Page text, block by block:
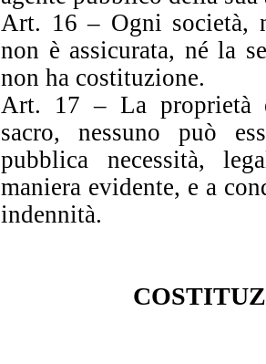
Art. 16 – Ogni società,
non è assicurata, né la
non ha costituzione.
Art. 17 – La proprietà
sacro, nessuno può
pubblica necessità,
maniera evidente, e a
indennità.